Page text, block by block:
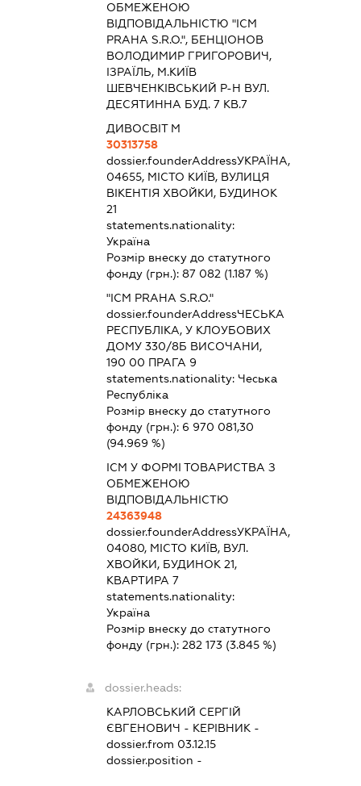
ОБМЕЖЕНОЮ
ВІДПОВІДАЛЬНІСТЮ "ICM
PRAHA S.R.O.", БЕНЦІОНОВ
ВОЛОДИМИР ГРИГОРОВИЧ,
ІЗРАЇЛЬ, М.КИЇВ
ШЕВЧЕНКІВСЬКИЙ Р-Н ВУЛ.
ДЕСЯТИННА БУД. 7 КВ.7
ДИВОСВІТ М
30313758
dossier.founderAddressУКРАЇНА,
04655, МІСТО КИЇВ, ВУЛИЦЯ
ВІКЕНТІЯ ХВОЙКИ, БУДИНОК
21
statements.nationality:
Україна
Розмір внеску до статутного
фонду (грн.): 87 082(1.187 %)
"ICM PRAHA S.R.O."
dossier.founderAddressЧЕСЬКА
РЕСПУБЛІКА, У КЛОУБОВИХ
ДОМУ 330/8Б ВИСОЧАНИ,
190 00 ПРАГА 9
statements.nationality: Чеська
Республіка
Розмір внеску до статутного
фонду (грн.): 6 970 081,30
(94.969 %)
ІСМ У ФОРМІ ТОВАРИСТВА З
ОБМЕЖЕНОЮ
ВІДПОВІДАЛЬНІСТЮ
24363948
dossier.founderAddressУКРАЇНА,
04080, МІСТО КИЇВ, ВУЛ.
ХВОЙКИ, БУДИНОК 21,
КВАРТИРА 7
statements.nationality:
Україна
Розмір внеску до статутного
фонду (грн.): 282 173(3.845 %)
dossier.heads:
КАРЛОВСЬКИЙ СЕРГІЙ
ЄВГЕНОВИЧ - КЕРІВНИК-
dossier.from 03.12.15
dossier.position -